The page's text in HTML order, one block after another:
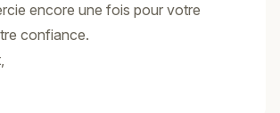
encore une fois pour votre
confiance.